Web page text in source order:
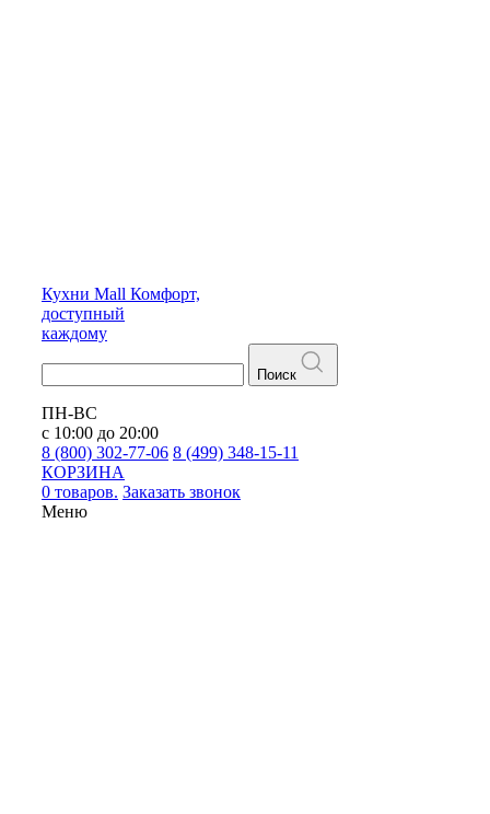
Кухни Mall Комфорт,
доступный
каждому
Поиск
ПН-ВС
с 10:00 до 20:00
8 (800) 302-77-06 8 (499) 348-15-11
КОРЗИНА
0 товаров. Заказать звонок
Меню